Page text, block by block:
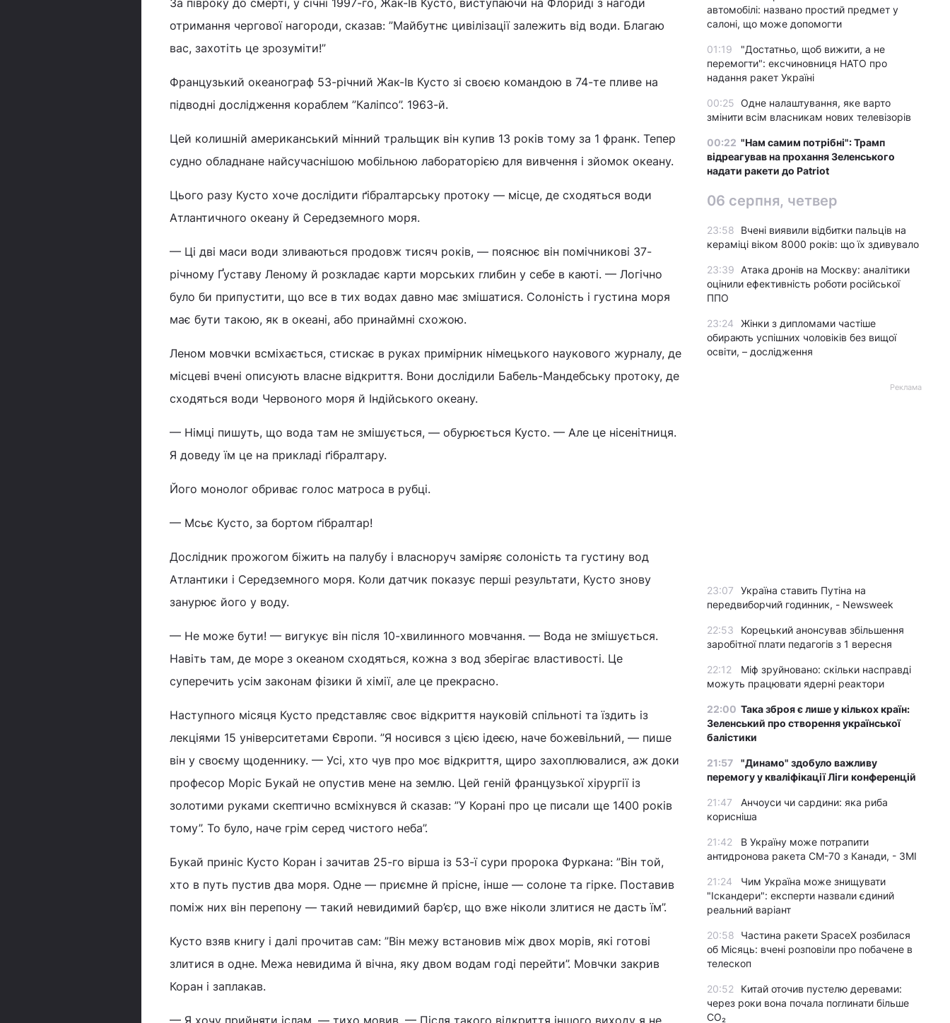
За півроку до смерті, у січні 1997-го, Жак-Ів Кусто, виступаючи на Флориді з нагоди
отримання чергової нагороди, сказав: ”Майбутнє цивілізації залежить від води. Благаю
вас, захотіть це зрозуміти!”
Французький океанограф 53-річний Жак-Ів Кусто зі своєю командою в 74-те пливе на
підводні дослідження кораблем ”Каліпсо”. 1963-й.
Цей колишній американський мінний тральщик він купив 13 років тому за 1 франк. Тепер
судно обладнане найсучаснішою мобільною лабораторією для вивчення і зйомок океану.
Цього разу Кусто хоче дослідити ґібралтарську протоку — місце, де сходяться води
Атлантичного океану й Середземного моря.
— Ці дві маси води зливаються продовж тисяч років, — пояснює він помічникові 37-
річному Ґуставу Леному й розкладає карти морських глибин у себе в каюті. — Логічно
було би припустити, що все в тих водах давно має змішатися. Солоність і густина моря
має бути такою, як в океані, або принаймні схожою.
Леном мовчки всміхається, стискає в руках примірник німецького наукового журналу, де
місцеві вчені описують власне відкриття. Вони дослідили Бабель-Мандебську протоку, де
сходяться води Червоного моря й Індійського океану.
— Німці пишуть, що вода там не змішується, — обурюється Кусто. — Але це нісенітниця.
Я доведу їм це на прикладі ґібралтару.
Його монолог обриває голос матроса в рубці.
— Мсьє Кусто, за бортом ґібралтар!
Дослідник прожогом біжить на палубу і власноруч заміряє солоність та густину вод
Атлантики і Середземного моря. Коли датчик показує перші результати, Кусто знову
занурює його у воду.
— Не може бути! — вигукує він після 10-хвилинного мовчання. — Вода не змішується.
Навіть там, де море з океаном сходяться, кожна з вод зберігає властивості. Це
суперечить усім законам фізики й хімії, але це прекрасно.
Наступного місяця Кусто представляє своє відкриття науковій спільноті та їздить із
лекціями 15 університетами Європи. ”Я носився з цією ідеєю, наче божевільний, — пише
він у своєму щоденнику. — Усі, хто чув про моє відкриття, щиро захоплювалися, аж доки
професор Моріс Букай не опустив мене на землю. Цей геній французької хірургії із
золотими руками скептично всміхнувся й сказав: ”У Корані про це писали ще 1400 років
тому”. То було, наче грім серед чистого неба”.
Букай приніс Кусто Коран і зачитав 25-го вірша із 53-ї сури пророка Фуркана: ”Він той,
хто в путь пустив два моря. Одне — приємне й прісне, інше — солоне та гірке. Поставив
поміж них він перепону — такий невидимий бар’єр, що вже ніколи злитися не дасть їм”.
Кусто взяв книгу і далі прочитав сам: ”Він межу встановив між двох морів, які готові
злитися в одне. Межа невидима й вічна, яку двом водам годі перейти”. Мовчки закрив
Коран і заплакав.
— Я хочу прийняти іслам, — тихо мовив. — Після такого відкриття іншого виходу я не
автомобілі: названо простий предмет у
салоні, що може допомогти
01:19
"Достатньо, щоб вижити, а не
перемогти": ексчиновниця НАТО про
надання ракет Україні
00:25 Одне налаштування, яке варто
змінити всім власникам нових телевізорів
00:22 "Нам самим потрібні": Трамп
відреагував на прохання Зеленського
надати ракети до Patriot
06 серпня, четвер
23:58
Вчені виявили відбитки пальців на
кераміці віком 8000 років: що їх здивувало
23:39
Атака дронів на Москву: аналітики
оцінили ефективність роботи російської
ППО
23:24
Жінки з дипломами частіше
обирають успішних чоловіків без вищої
освіти, – дослідження
Реклама
23:07
Україна ставить Путіна на
передвиборчий годинник, - Newsweek
22:53
Корецький анонсував збільшення
заробітної плати педагогів з 1 вересня
22:12
Міф зруйновано: скільки насправді
можуть працювати ядерні реактори
22:00 Така зброя є лише у кількох країн:
Зеленський про створення української
балістики
21:57
"Динамо" здобуло важливу
перемогу у кваліфікації Ліги конференцій
21:47
Анчоуси чи сардини: яка риба
корисніша
21:42
В Україну може потрапити
антидронова ракета CM-70 з Канади, - ЗМІ
21:24
Чим Україна може знищувати
"Іскандери": експерти назвали єдиний
реальний варіант
20:58
Частина ракети SpaceX розбилася
об Місяць: вчені розповіли про побачене в
телескоп
20:52
Китай оточив пустелю деревами:
через роки вона почала поглинати більше
CO₂